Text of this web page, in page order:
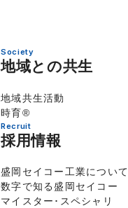
Society
地域との共生
地域共生活動
時育®
Recruit
採用情報
盛岡セイコー工業について
数字で知る盛岡セイコー
マイスター･スペシャリ